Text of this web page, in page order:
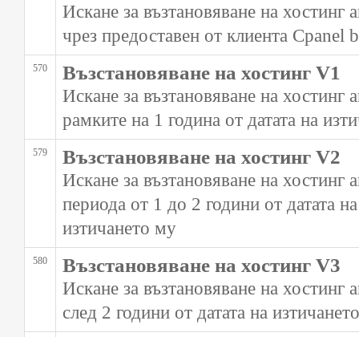
Искане за възтановяване на хостинг
чрез предоставен от клиента Cpanel
570 Възстановяване на хостинг V1
Искане за възтановяване на хостинг
рамките на 1 година от датата на
579 Възстановяване на хостинг V2
Искане за възтановяване на хостинг
периода от 1 до 2 години от датата на
изтичането му
580 Възстановяване на хостинг V3
Искане за възтановяване на хостинг
след 2 години от датата на